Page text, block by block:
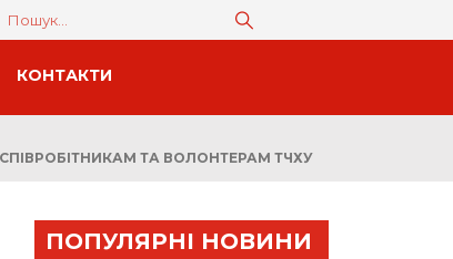
КОНТАКТИ
ТА ВОЛОНТЕРАМ ТЧХУ
ПОПУЛЯРНІ НОВИНИ